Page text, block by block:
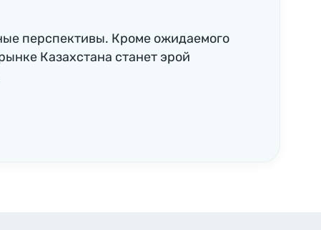
перспективы. Кроме ожидаемого
Казахстана станет эрой